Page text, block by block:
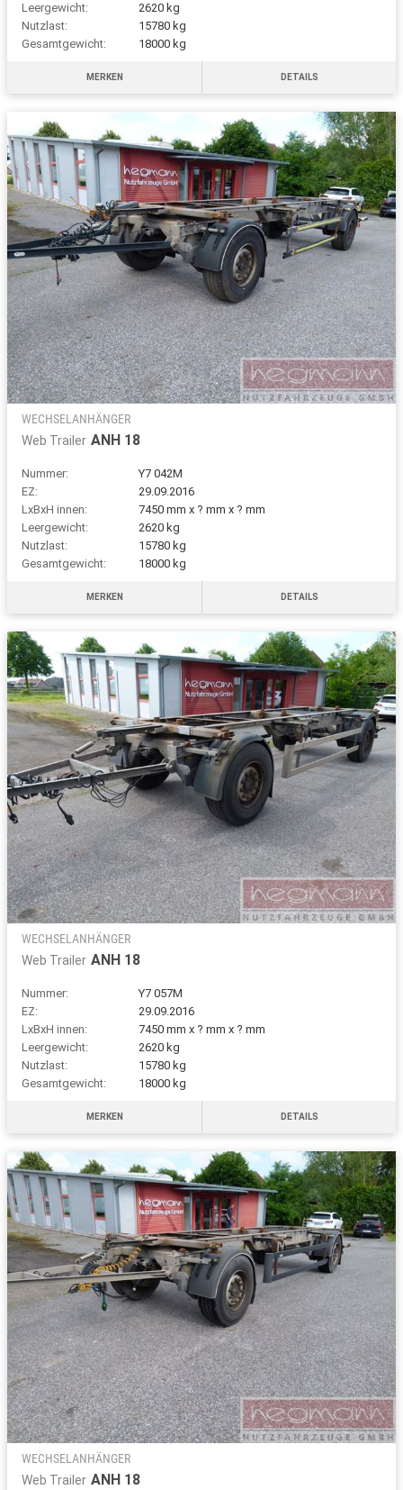
Leergewicht:
2620 kg
Nutzlast:
15780 kg
Gesamtgewicht:
18000 kg
MERKEN DETAILS
WECHSELANHÄNGER
Web Trailer ANH 18
Nummer:
Y7 042M
EZ:
29.09.2016
LxBxH innen:
7450 mm x ? mm x ? mm
Leergewicht:
2620 kg
Nutzlast:
15780 kg
Gesamtgewicht:
18000 kg
MERKEN DETAILS
WECHSELANHÄNGER
Web Trailer ANH 18
Nummer:
Y7 057M
EZ:
29.09.2016
LxBxH innen:
7450 mm x ? mm x ? mm
Leergewicht:
2620 kg
Nutzlast:
15780 kg
Gesamtgewicht:
18000 kg
MERKEN DETAILS
WECHSELANHÄNGER
Web Trailer ANH 18